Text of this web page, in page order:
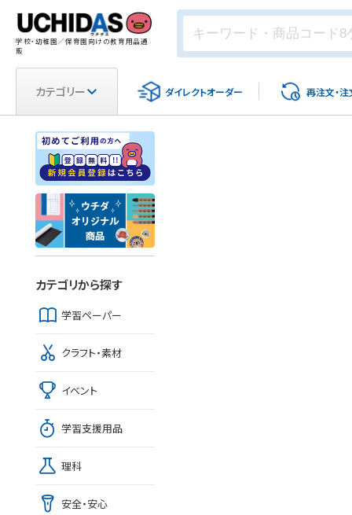
学校・幼稚園／保育園向けの教育用品通
販
カテゴリー ダイレクトオーダー 再注文・注
カテゴリから探す
学習ペーパー
クラフト・素材
イベント
学習支援用品
理科
安全・安心